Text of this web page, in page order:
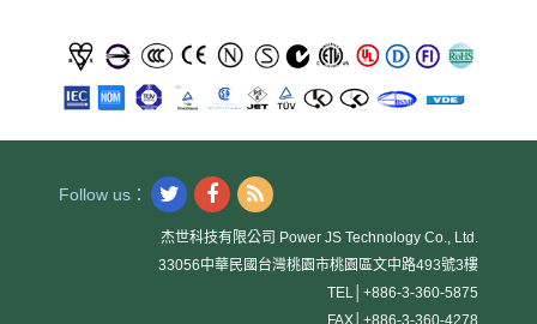
Follow us：
杰世科技有限公司 Power JS Technology Co., Ltd.
33056中華民國台灣桃園市桃園區文中路493號3樓
TEL│ +886-3-360-5875
FAX│ +886-3-360-4278